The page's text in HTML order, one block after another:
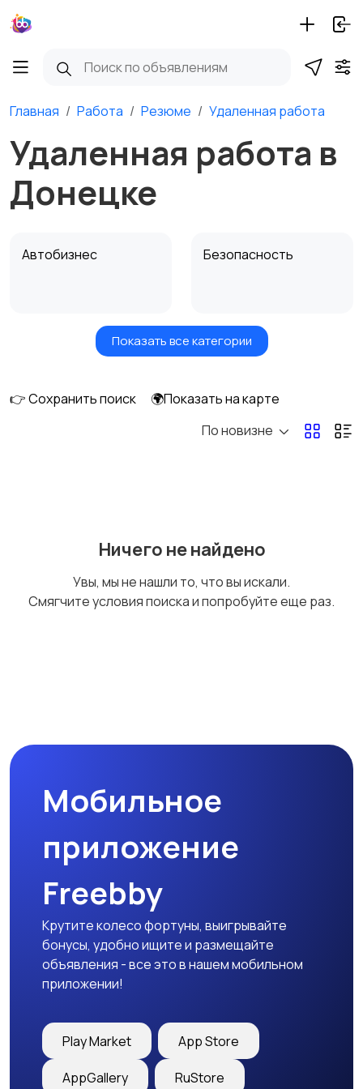
Главная Работа Резюме Удаленная работа
Удаленная работа в
Донецке
Автобизнес Безопасность
Бытовые услуги и
Высший менеджмент
Добыча сырья,
Медицина Начало карьеры
Образование и наука
закупки
Показать все категории
👉 Сохранить поиск
🌍Показать на карте
По новизне
Ничего не найдено
Увы, мы не нашли то, что вы искали.
Смягчите условия поиска и попробуйте еще раз.
Мобильное
приложение
Freebby
Крутите колесо фортуны, выигрывайте
бонусы, удобно ищите и размещайте
объявления - все это в нашем мобильном
приложении!
Play Market App Store
AppGallery RuStore